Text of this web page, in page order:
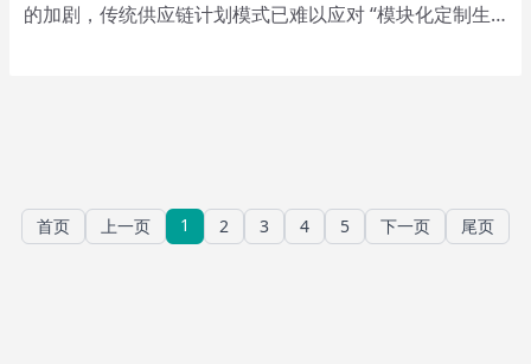
的加剧，传统供应链计划模式已难以应对 “模块化定制生
化等实现端到端供应链计划数字化。
首页 上一页 1 2 3 4 5 下一页 尾页